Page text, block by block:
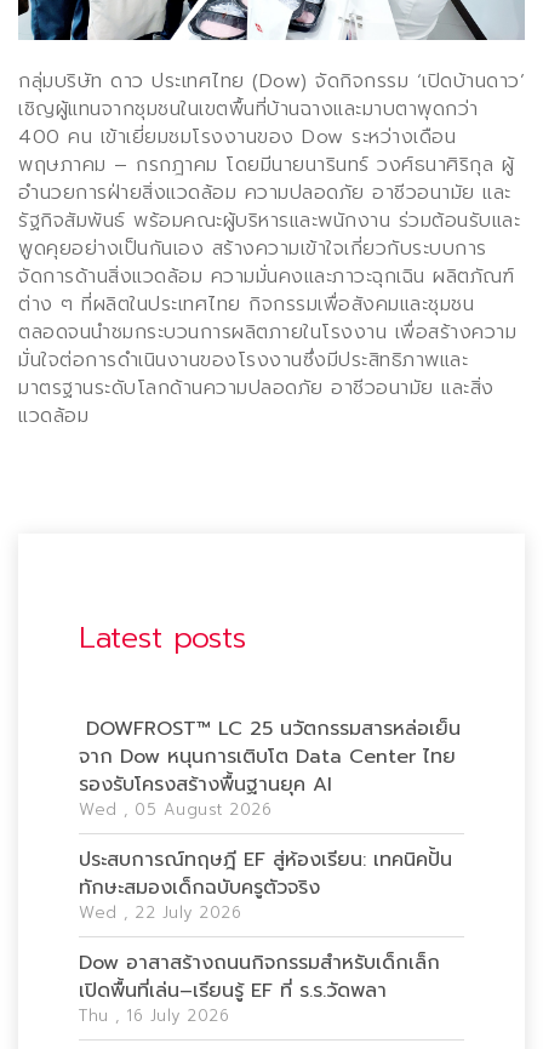
กลุ่มบริษัท ดาว ประเทศไทย (Dow) จัดกิจกรรม ‘เปิดบ้านดาว’
เชิญผู้แทนจากชุมชนในเขตพื้นที่บ้านฉางและมาบตาพุดกว่า
400 คน เข้าเยี่ยมชมโรงงานของ Dow ระหว่างเดือน
พฤษภาคม – กรกฎาคม โดยมีนายนารินทร์ วงศ์ธนาศิริกุล ผู้
อำนวยการฝ่ายสิ่งแวดล้อม ความปลอดภัย อาชีวอนามัย และ
รัฐกิจสัมพันธ์ พร้อมคณะผู้บริหารและพนักงาน ร่วมต้อนรับและ
พูดคุยอย่างเป็นกันเอง สร้างความเข้าใจเกี่ยวกับระบบการ
จัดการด้านสิ่งแวดล้อม ความมั่นคงและภาวะฉุกเฉิน ผลิตภัณฑ์
ต่าง ๆ ที่ผลิตในประเทศไทย กิจกรรมเพื่อสังคมและชุมชน
ตลอดจนนำชมกระบวนการผลิตภายในโรงงาน เพื่อสร้างความ
มั่นใจต่อการดำเนินงานของโรงงานซึ่งมีประสิทธิภาพและ
มาตรฐานระดับโลกด้านความปลอดภัย อาชีวอนามัย และสิ่ง
แวดล้อม
Latest posts
DOWFROST™ LC 25 นวัตกรรมสารหล่อเย็น
จาก Dow หนุนการเติบโต Data Center ไทย
รองรับโครงสร้างพื้นฐานยุค AI
Wed , 05 August 2026
ประสบการณ์ทฤษฎี EF สู่ห้องเรียน: เทคนิคปั้น
ทักษะสมองเด็กฉบับครูตัวจริง
Wed , 22 July 2026
Dow อาสาสร้างถนนกิจกรรมสำหรับเด็กเล็ก
เปิดพื้นที่เล่น–เรียนรู้ EF ที่ ร.ร.วัดพลา
Thu , 16 July 2026